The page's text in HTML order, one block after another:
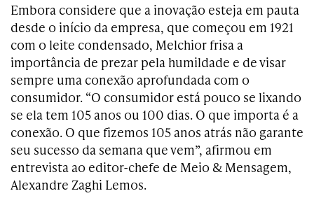
Embora considere que a inovação esteja em pauta
desde o início da empresa, que começou em 1921
com o leite condensado, Melchior frisa a
importância de prezar pela humildade e de visar
sempre uma conexão aprofundada com o
consumidor. “O consumidor está pouco se lixando
se ela tem 105 anos ou 100 dias. O que importa é a
conexão. O que fizemos 105 anos atrás não garante
seu sucesso da semana que vem”, afirmou em
entrevista ao editor-chefe de Meio & Mensagem,
Alexandre Zaghi Lemos.